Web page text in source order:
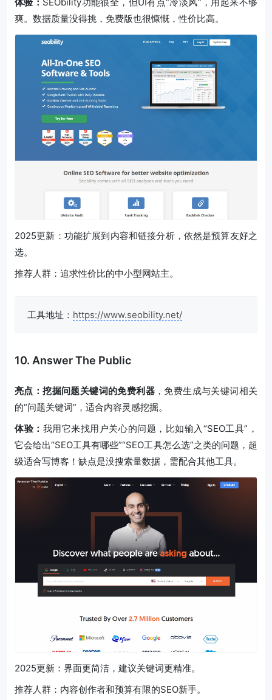
体验： SEObility功能很全，但UI有点“冷淡风”，用起来不够
爽。数据质量没得挑，免费版也很慷慨，性价比高。
2025更新：功能扩展到内容和链接分析，依然是预算友好之
选。
推荐人群：追求性价比的中小型网站主。
工具地址： https://www.seobility.net/
10. Answer The Public
亮点：挖掘问题关键词的免费利器 ，免费生成与关键词相关
的“问题关键词”，适合内容灵感挖掘。
体验： 我用它来找用户关心的问题，比如输入“SEO工具”，
它会给出“SEO工具有哪些”“SEO工具怎么选”之类的问题，超
级适合写博客！缺点是没搜索量数据，需配合其他工具。
2025更新：界面更简洁，建议关键词更精准。
推荐人群：内容创作者和预算有限的SEO新手。